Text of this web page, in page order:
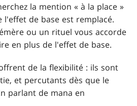
la mention « à la place »
de base est remplacé.
ou un rituel vous accorde
en plus de l'effet de base.
de la flexibilité : ils sont
et percutants dès que le
parlant de mana en